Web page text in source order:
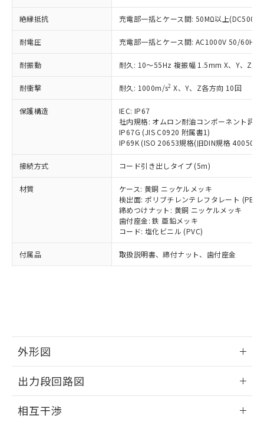
絶縁抵抗 充電部一括とケース間: 50MΩ以上(DC500V
耐電圧 充電部一括とケース間: AC1000V 50/60Hz
耐振動 耐久: 10～55Hz 複振幅 1.5mm X、Y、Z各
耐衝撃 耐久: 1000m/s2 X、Y、Z各方向 10回
保護構造
IEC: IP67
社内規格: オムロン耐油コンポーネント評
IP67G (JIS C0920 附属書1)
IP69K (ISO 20653規格(旧DIN規格 40050
接続方式 コード引き出しタイプ (5m)
材質
ケース: 黄銅 ニッケルメッキ
検出面: ポリブチレンテレフタレート (PBT)
締めつけナット: 黄銅 ニッケルメッキ
歯付座金: 鉄 亜鉛メッキ
コード: 塩化ビニル (PVC)
付属品 取扱説明書、締付ナット、歯付座金
外形図
外形図
出力段回路図
相互干渉
在庫状況および標準価格照会結果は、
タに基づき作成されるものであり、閲
覧された時点での実際の在庫および標
準価格とは異なる場合があることをご
了承ください。
正式な納期状況および標準価格はお客
様のお取引先、またはお客様担当のオ
ムロン制御機器販売店・当社販売員に
ご相談ください。
オムロン制御機器販売店や当社販売拠
販売ネットワーク
」をご確認
在庫状況および標準価格結果を当社の
事前の承諾なく第三者に漏洩または開
示しないようお願いします。
マイパーツ機能（部品リスト作成サー
ビス）をご利用いただくには、I-Web
メンバーズにご登録されている必要が
お客様が当ウェブサイト上で当社にご
※当社の共同利用者とは、"個人情報
指します。
むを得ず変更することがあります。
*EU RoHS指令（10物質）：
鉛(Pb) 1000ppm以下、 水銀(Hg) 1000ppm以下、 カド
類(PBB) 1000ppm以下、ポリ臭化ジフェニルエーテル類
(PBDE) 1000ppm以下、フタル酸ビス(2-エチルヘキシ
ル) (DEHP)(別名：DOP) 1000ppm以下、フタル酸ブチ
ルベンジル（BBP） 1000ppm以下、フタル酸ジブチル
(DIBP) 1000ppm以下
但し、RoHS指令で産業用監視および制御機器に対する
フタル酸エステル類の４物質については閾値を超える意
図的な使用がないことを確認しています。
部品在庫の切り替え状況などにより、予定
月が前後することがあります。
※3 非含有証明書ダウンロード
51物質の非含有証明書（当社基準）
※本証明書は発行日時点で非含有を証明す
るもので、過去に遡って非含有を証明する
ものではありません。
また、RoHS指令のフタル酸エステル類４
物質の対応では、対応完了までの期間は出
荷製品に未対応品が混在することから備考
「－」：未確認です。当社販売部門へお問
い合わせください。
*中国RoHS10物質の基準値 (GB/T26572)：
Pb(鉛) :1000ppm、 Hg(水銀) : 1000ppm、 Cd(カドミウ
Cr(Ⅵ)(六価クロム) : 1000ppm、 PBBs(ポリ臭化ビフェ
ニル類) : 1000ppm、 PBDEs(ポリ臭化ジフェニルエーテ
ル) : 1000ppm、
DEHP(フタル酸ビス(2-エチルヘキシル)) : 1000ppm
※2 環境保護使用期限
「ｅ」：有害物質（10物質）のすべてが基
準値以下であることを示します。
「10」：通常の使用状況下において有害物
質が外部に漏えいし、環境に深刻な影響を
及ぼさない年数を意味します。
「－」：未確認です。当社販売部門へお問
い合わせください。
為替および外国貿易法に定める商品
（以下｢規制貨物等」という）を輸出
または国外への提供する場合は、日本
国政府の輸出許可(または役務取引許
可)を取得するなどの必要な手続きを
当社は規制貨物を破棄する場合は、完
全に破砕するなど、違法に輸出されな
いよう必要な手段を講じます。
当社は貴社製品を、核兵器、ミサイ
ル、化学兵器、生物兵器またはその他
武器並びにこれらの製造装置等に一切
当社は、貴社製品を第三者に販売する
場合は、上記1、2および3の内容を当
該第三者に通知します。また当社は、
販売先および販売に係わる関係者が違
法に輸出するおそれがある場合は、取
り引きをいたしません。
一定数以上の在庫あり
一定数には満たないが在庫あり
在庫なし(最新の在庫状況につ
いては、お客様のお取引先、ま
たはお客様担当のオムロン制御
機器販売店・当社販売員にご確
認ください)
受注生産機種、また在庫状況の
情報を公開していない機種